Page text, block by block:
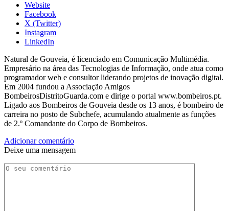
Website
Facebook
X (Twitter)
Instagram
LinkedIn
Natural de Gouveia, é licenciado em Comunicação Multimédia.
Empresário na área das Tecnologias de Informação, onde atua como
programador web e consultor liderando projetos de inovação digital.
Em 2004 fundou a Associação Amigos
BombeirosDistritoGuarda.com e dirige o portal www.bombeiros.pt.
Ligado aos Bombeiros de Gouveia desde os 13 anos, é bombeiro de
carreira no posto de Subchefe, acumulando atualmente as funções
de 2.º Comandante do Corpo de Bombeiros.
Adicionar comentário
Deixe uma mensagem